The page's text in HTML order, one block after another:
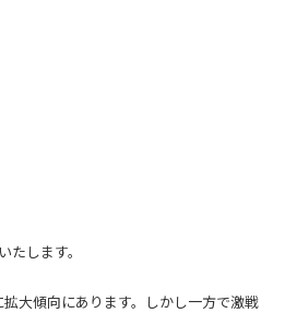
します。
大傾向にあります。しかし一方で激戦